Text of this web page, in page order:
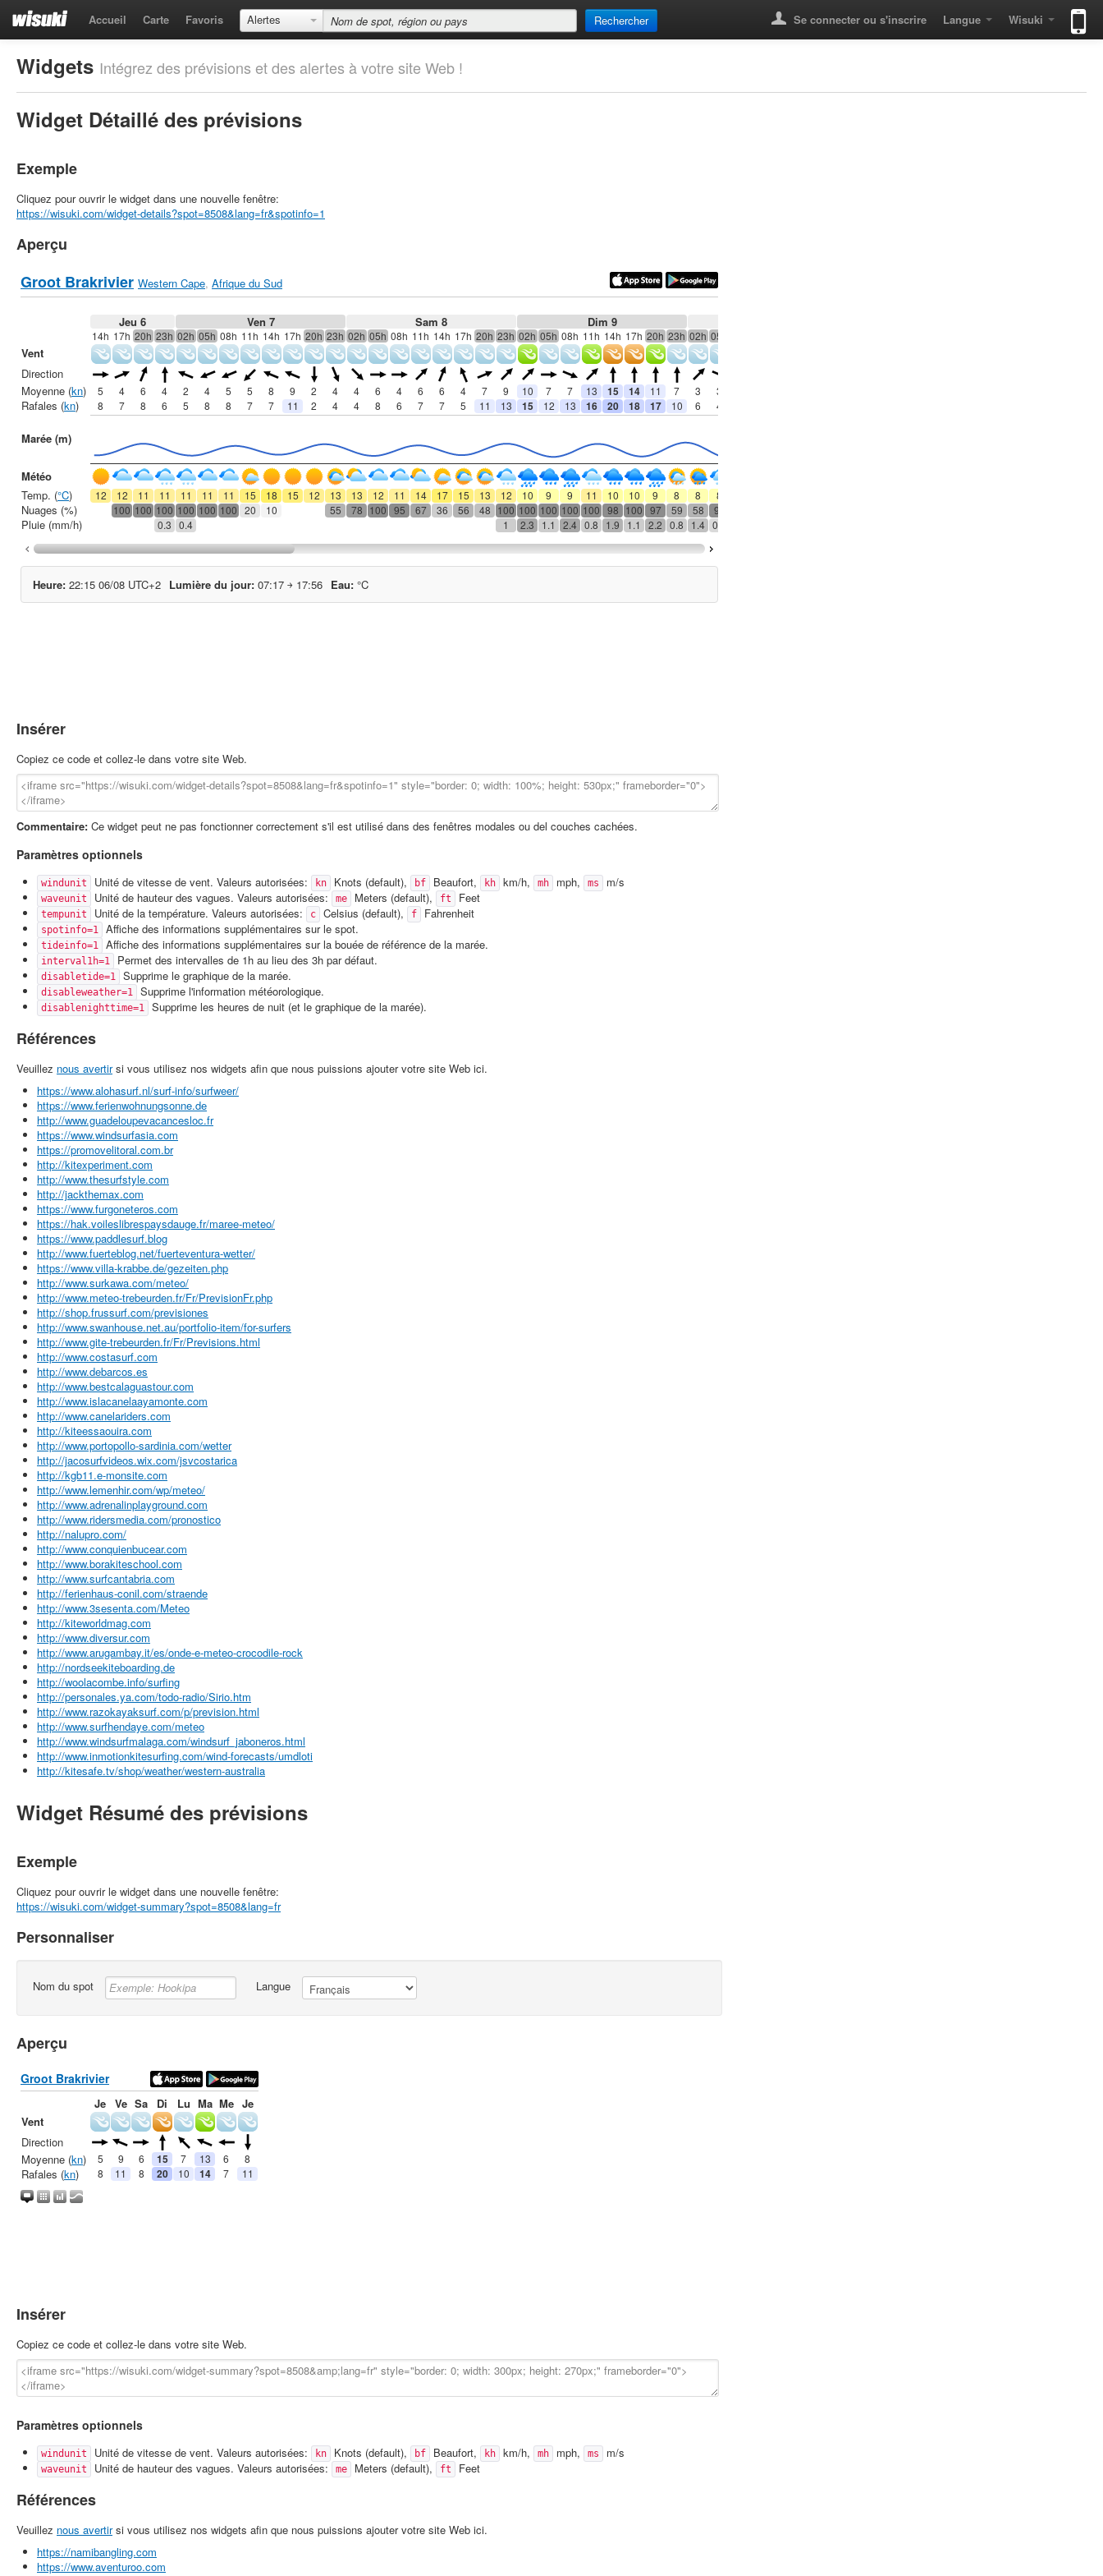
Accueil Carte Favoris Alertes Rechercher Se connecter ou s'inscrire Langue Wisuki
Widgets Intégrez des prévisions et des alertes à votre site Web !
Widget Détaillé des prévisions
Exemple
Cliquez pour ouvrir le widget dans une nouvelle fenêtre:
https://wisuki.com/widget-details?spot=8508&lang=fr&spotinfo=1
Aperçu
Insérer
Copiez ce code et collez-le dans votre site Web.
Commentaire: Ce widget peut ne pas fonctionner correctement s'il est utilisé dans des fenêtres modales ou del couches cachées.
Paramètres optionnels
windunit Unité de vitesse de vent. Valeurs autorisées: kn Knots (default), bf Beaufort, kh km/h, mh mph, ms m/s
waveunit Unité de hauteur des vagues. Valeurs autorisées: me Meters (default), ft Feet
tempunit Unité de la température. Valeurs autorisées: c Celsius (default), f Fahrenheit
spotinfo=1 Affiche des informations supplémentaires sur le spot.
tideinfo=1 Affiche des informations supplémentaires sur la bouée de référence de la marée.
interval1h=1 Permet des intervalles de 1h au lieu des 3h par défaut.
disabletide=1 Supprime le graphique de la marée.
disableweather=1 Supprime l'information météorologique.
disablenighttime=1 Supprime les heures de nuit (et le graphique de la marée).
Références
Veuillez nous avertirsi vous utilisez nos widgets afin que nous puissions ajouter votre site Web ici.
https://www.alohasurf.nl/surf-info/surfweer/
https://www.ferienwohnungsonne.de
http://www.guadeloupevacancesloc.fr
https://www.windsurfasia.com
https://promovelitoral.com.br
http://kitexperiment.com
http://www.thesurfstyle.com
http://jackthemax.com
https://www.furgoneteros.com
https://hak.voileslibrespaysdauge.fr/maree-meteo/
https://www.paddlesurf.blog
http://www.fuerteblog.net/fuerteventura-wetter/
https://www.villa-krabbe.de/gezeiten.php
http://www.surkawa.com/meteo/
http://www.meteo-trebeurden.fr/Fr/PrevisionFr.php
http://shop.frussurf.com/previsiones
http://www.swanhouse.net.au/portfolio-item/for-surfers
http://www.gite-trebeurden.fr/Fr/Previsions.html
http://www.costasurf.com
http://www.debarcos.es
http://www.bestcalaguastour.com
http://www.islacanelaayamonte.com
http://www.canelariders.com
http://kiteessaouira.com
http://www.portopollo-sardinia.com/wetter
http://jacosurfvideos.wix.com/jsvcostarica
http://kgb11.e-monsite.com
http://www.lemenhir.com/wp/meteo/
http://www.adrenalinplayground.com
http://www.ridersmedia.com/pronostico
http://nalupro.com/
http://www.conquienbucear.com
http://www.borakiteschool.com
http://www.surfcantabria.com
http://ferienhaus-conil.com/straende
http://www.3sesenta.com/Meteo
http://kiteworldmag.com
http://www.diversur.com
http://www.arugambay.it/es/onde-e-meteo-crocodile-rock
http://nordseekiteboarding.de
http://woolacombe.info/surfing
http://personales.ya.com/todo-radio/Sirio.htm
http://www.razokayaksurf.com/p/prevision.html
http://www.surfhendaye.com/meteo
http://www.windsurfmalaga.com/windsurf_jaboneros.html
http://www.inmotionkitesurfing.com/wind-forecasts/umdloti
http://kitesafe.tv/shop/weather/western-australia
Widget Résumé des prévisions
Exemple
Cliquez pour ouvrir le widget dans une nouvelle fenêtre:
https://wisuki.com/widget-summary?spot=8508&lang=fr
Personnaliser
Nom du spot Langue
Aperçu
Insérer
Copiez ce code et collez-le dans votre site Web.
Paramètres optionnels
windunit Unité de vitesse de vent. Valeurs autorisées: kn Knots (default), bf Beaufort, kh km/h, mh mph, ms m/s
waveunit Unité de hauteur des vagues. Valeurs autorisées: me Meters (default), ft Feet
Références
Veuillez nous avertirsi vous utilisez nos widgets afin que nous puissions ajouter votre site Web ici.
https://namibangling.com
https://www.aventuroo.com